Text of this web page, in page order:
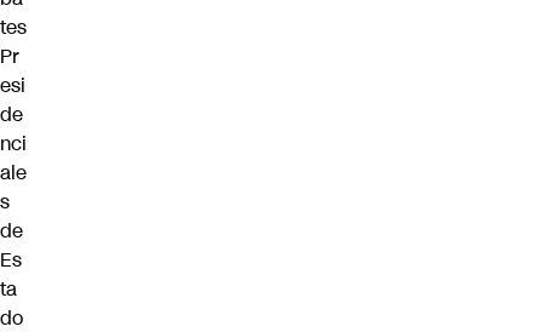
tes
Pr
esi
de
nci
ale
s
de
Es
ta
do